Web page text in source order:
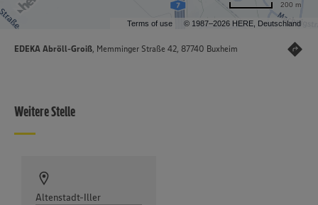
Terms of use © 1987–2026 HERE, Deutschland
200 m
EDEKA Abröll-Groiß, Memminger Straße 42, 87740 Buxheim
Weitere Stelle
Altenstadt-Iller